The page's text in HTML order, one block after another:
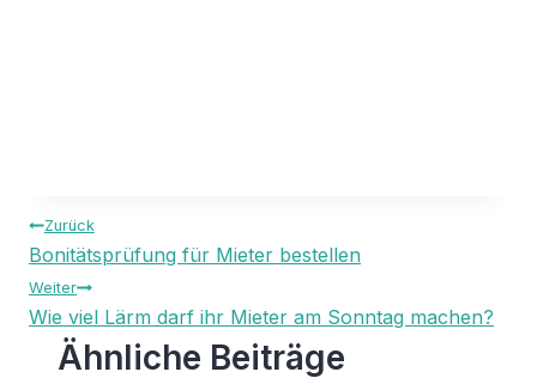
Beitragsnavigation
Zurück
Bonitätsprüfung für Mieter bestellen
Weiter
Wie viel Lärm darf ihr Mieter am Sonntag machen?
Ähnliche Beiträge